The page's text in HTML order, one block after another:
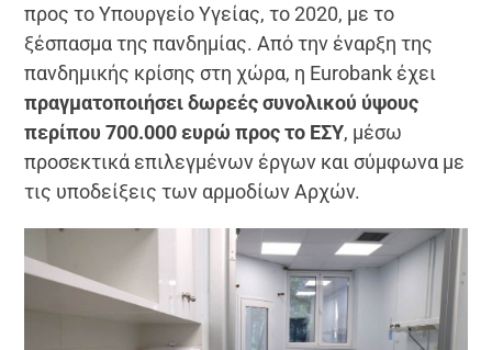
προς το Υπουργείο Υγείας, το 2020, με το
ξέσπασμα της πανδημίας. Από την έναρξη της
πανδημικής κρίσης στη χώρα, η Eurobank έχει
πραγματοποιήσει δωρεές συνολικού ύψους
περίπου 700.000 ευρώ προς το ΕΣΥ, μέσω
προσεκτικά επιλεγμένων έργων και σύμφωνα με
τις υποδείξεις των αρμοδίων Αρχών.